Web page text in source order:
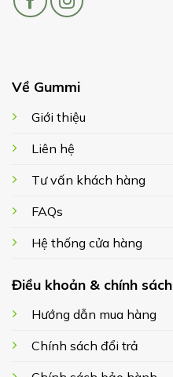
Về Gummi
Giới thiệu
Liên hệ
Tư vấn khách hàng
FAQs
Hệ thống cửa hàng
Điều khoản & chính sách
Hướng dẫn mua hàng
Chính sách đổi trả